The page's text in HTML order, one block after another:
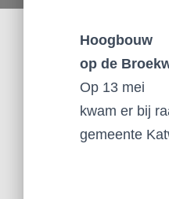
Hoogbouw
op de
Op 13 mei
kwam er bij
gemeente